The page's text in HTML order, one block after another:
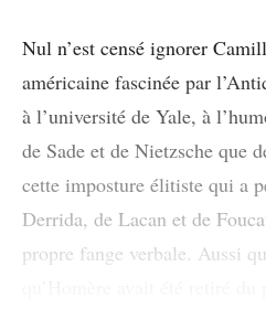
Nul n’est censé ignorer
américaine fascinée par
à l’université de Yale, à
de Sade et de Nietzsche que
cette imposture élitiste qui a
Derrida, de Lacan et de
propre fange verbale. Aussi